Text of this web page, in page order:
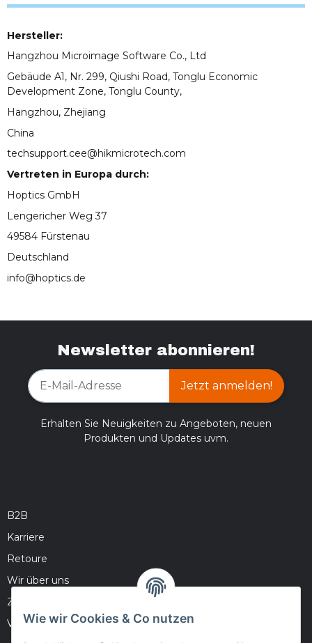
Hersteller:
Hangzhou Microimage Software Co., Ltd
Gebäude A1, Nr. 299, Qiushi Road, Tonglu Economic
Development Zone, Tonglu County,
Hangzhou, Zhejiang
China
techsupport.cee@hikmicrotech.com
Vertreten in Europa durch:
Hoptics GmbH
Lengericher Weg 37
49584 Fürstenau
Deutschland
info@hoptics.de
Newsletter abonnieren!
Jetzt anmelden!
Erhalten Sie Neuigkeiten zu Angeboten, neuen
Produkten und Updates uvm.
B2B
Karriere
Retoure
Wir über uns
Zahlungsmöglichkeiten
Versandinformationen
Wie wir Cookies & Co nutzen